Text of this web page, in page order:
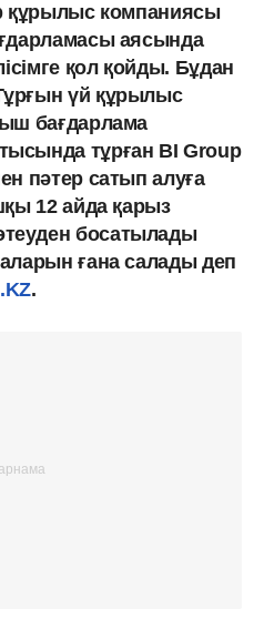
құрылыс компаниясы
аясында
қол қойды. Бұдан
үй құрылыс
бағдарлама
тұрған BI Group
пәтер сатып алуға
12 айда қарыз
босатылады
ғана салады деп
.